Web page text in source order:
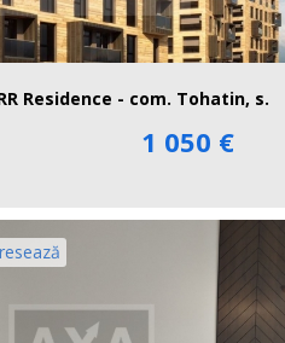
Residence - com. Tohatin, s.
1 050 €